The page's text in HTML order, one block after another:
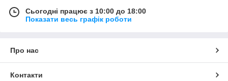
Сьогодні працює з 10:00 до 18:00
Показати весь графік роботи
Про нас
Контакти